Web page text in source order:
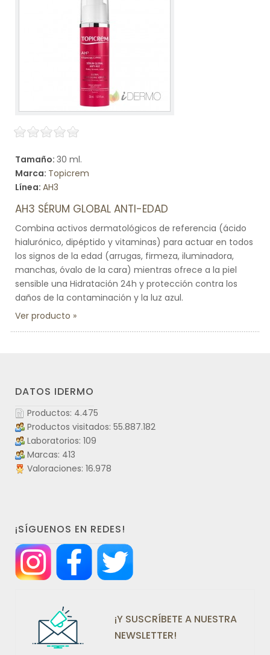
Tamaño: 30 ml.
Marca: Topicrem
Línea: AH3
AH3 SÉRUM GLOBAL ANTI-EDAD
Combina activos dermatológicos de referencia (ácido
hialurónico, dipéptido y vitaminas) para actuar en todos
los signos de la edad (arrugas, firmeza, iluminadora,
manchas, óvalo de la cara) mientras ofrece a la piel
sensible una Hidratación 24h y protección contra los
daños de la contaminación y la luz azul.
Ver producto
DATOS IDERMO
Productos: 4.475
Productos visitados: 55.887.182
Laboratorios: 109
Marcas: 413
Valoraciones: 16.978
¡SÍGUENOS EN REDES!
¡Y SUSCRÍBETE A NUESTRA
NEWSLETTER!